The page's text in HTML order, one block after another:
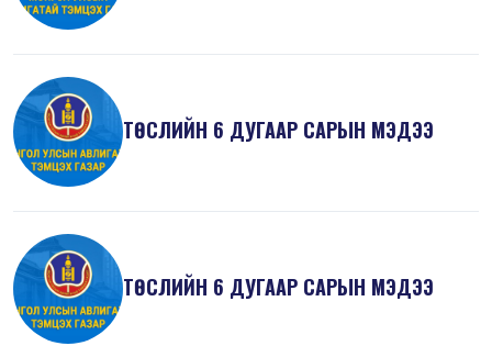
ТӨСЛИЙН 6 ДУГААР САРЫН МЭДЭЭ
ТӨСЛИЙН 6 ДУГААР САРЫН МЭДЭЭ